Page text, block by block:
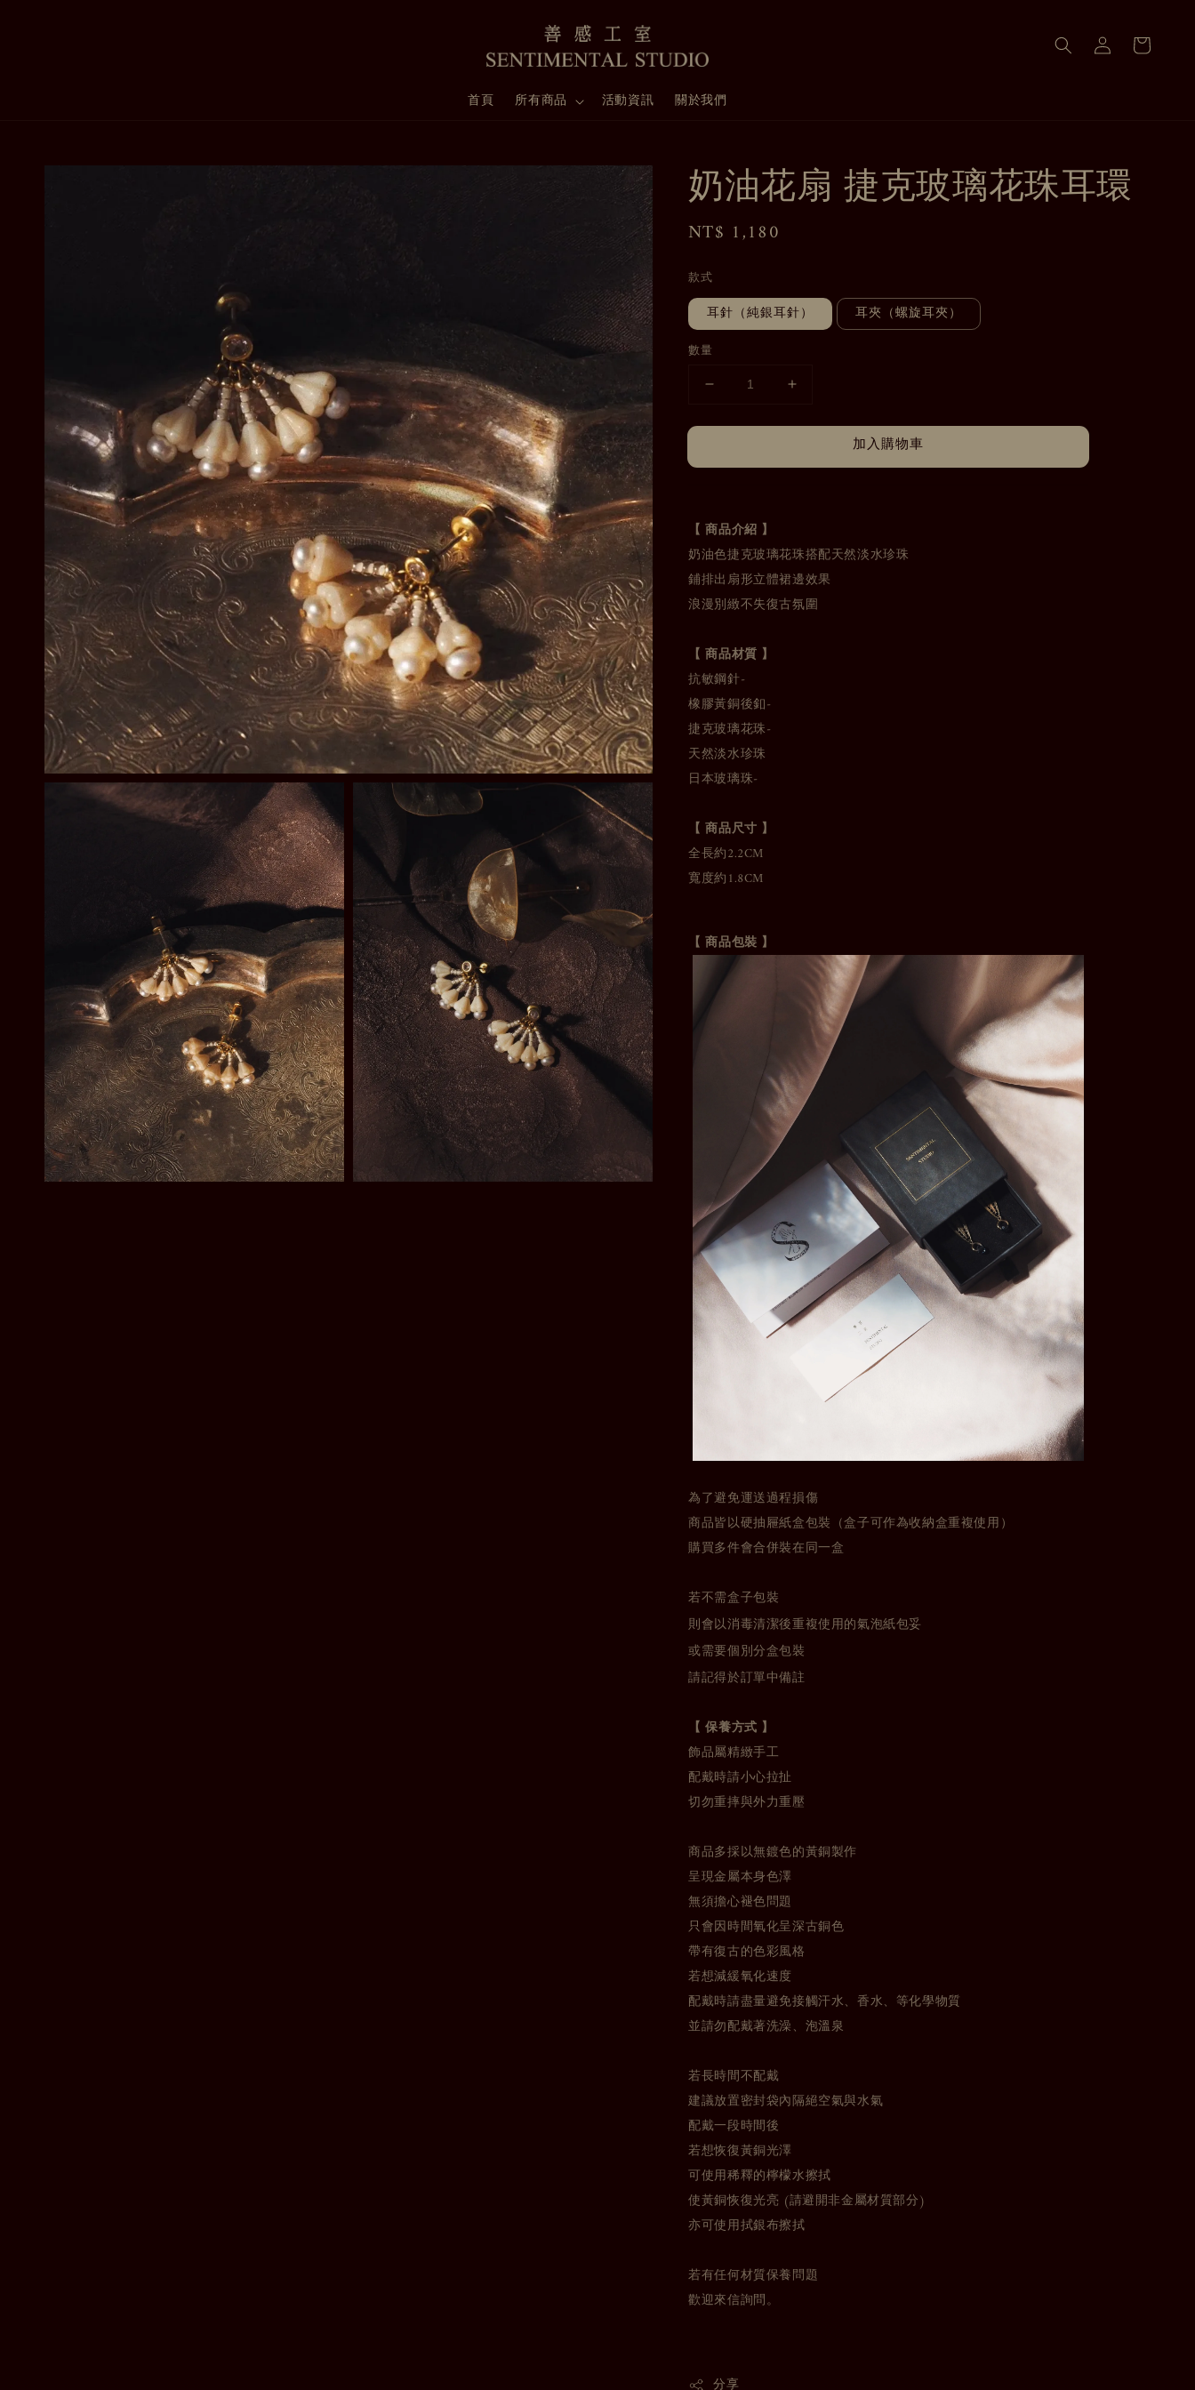
首頁 所有商品 活動資訊 關於我們
奶油花扇 捷克玻璃花珠耳環
Regular
NT$ 1,180
款式
耳針（純銀耳針） 耳夾（螺旋耳夾）
數量
加入購物車
【 商品介紹 】
奶油色捷克玻璃花珠搭配天然淡水珍珠
鋪排出扇形立體裙邊效果
浪漫別緻不失復古氛圍
【 商品材質 】
抗敏鋼針-
橡膠黃銅後釦-
捷克玻璃花珠-
天然淡水珍珠
日本玻璃珠-
【 商品尺寸 】
全長約2.2CM
寬度約1.8CM
【 商品包裝 】
為了避免運送過程損傷
商品皆以硬抽屜紙盒包裝（盒子可作為收納盒重複使用）
購買多件會合併裝在同一盒
若不需盒子包裝
則會以消毒清潔後重複使用的氣泡紙包妥
或需要個別分盒包裝
請記得於訂單中備註
【 保養方式 】
飾品屬精緻手工
配戴時請小心拉扯
切勿重摔與外力重壓
商品多採以無鍍色的黃銅製作
呈現金屬本身色澤
無須擔心褪色問題
只會因時間氧化呈深古銅色
帶有復古的色彩風格
若想減緩氧化速度
配戴時請盡量避免接觸汗水、香水、等化學物質
並請勿配戴著洗澡、泡溫泉
若長時間不配戴
建議放置密封袋內隔絕空氣與水氣
配戴一段時間後
若想恢復黃銅光澤
可使用稀釋的檸檬水擦拭
使黃銅恢復光亮 (請避開非金屬材質部分)
亦可使用拭銀布擦拭
若有任何材質保養問題
歡迎來信詢問。
分享